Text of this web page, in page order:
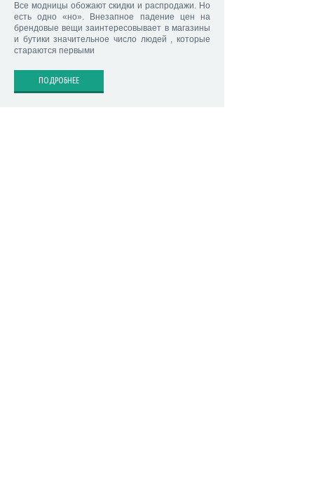
Все модницы обожают скидки и распродажи. Но
есть одно «но». Внезапное падение цен на
брендовые вещи заинтересовывает в магазины
и бутики значительное число людей , которые
стараются первыми
ПОДРОБНЕЕ